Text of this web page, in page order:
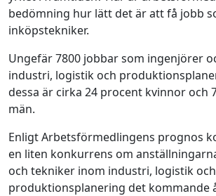
bedömning hur lätt det är att få jobb
inköpstekniker.
Ungefär 7800 jobbar som ingenjörer
industri, logistik och
dessa är cirka 24 procent kvinnor och
män.
Enligt Arbetsförmedlingens prognos
en liten konkurrens om
och tekniker inom industri, logistik och
produktionsplanering det kommande